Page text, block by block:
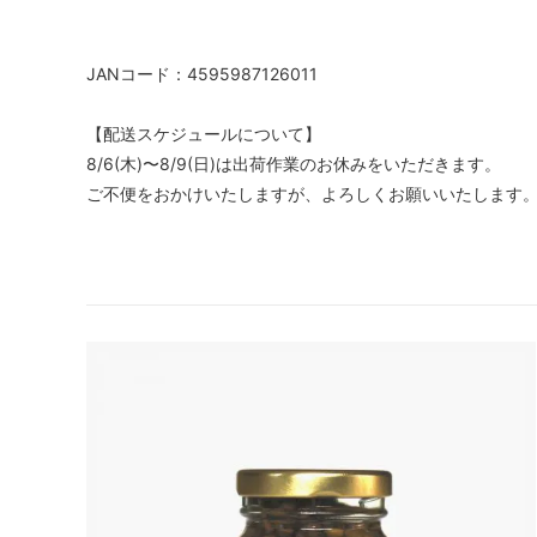
JANコード：4595987126011
【配送スケジュールについて】
8/6(木)〜8/9(日)は出荷作業のお休みをいただきます。
ご不便をおかけいたしますが、よろしくお願いいたします